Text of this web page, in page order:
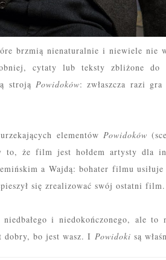
brzmią nienaturalnie i niewiele nie
cytaty lub teksty zbliżone do
stroją Powidoków: zwłaszcza razi gra
elementów Powidoków
to, że film jest hołdem artysty dla
a Wajdą: bohater filmu
się zrealizować swój ostatni film.
niedbałego i niedokończonego, aleto
dobry, bo jest wasz. I Powidoki są